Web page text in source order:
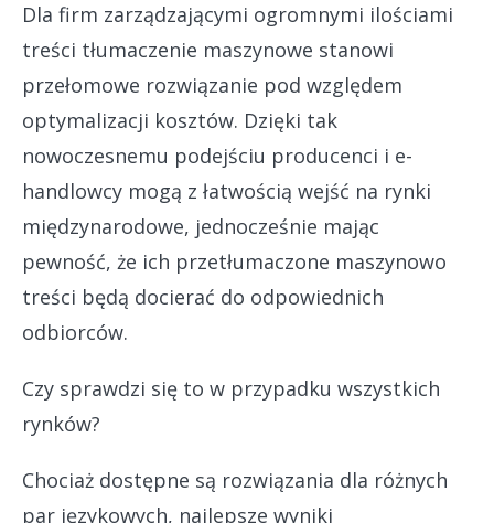
Dla firm zarządzającymi ogromnymi ilościami
treści tłumaczenie maszynowe stanowi
przełomowe rozwiązanie pod względem
optymalizacji kosztów. Dzięki tak
nowoczesnemu podejściu producenci i e-
handlowcy mogą z łatwością wejść na rynki
międzynarodowe, jednocześnie mając
pewność, że ich przetłumaczone maszynowo
treści będą docierać do odpowiednich
odbiorców.
Czy sprawdzi się to w przypadku wszystkich
rynków?
Chociaż dostępne są rozwiązania dla różnych
par językowych, najlepsze wyniki